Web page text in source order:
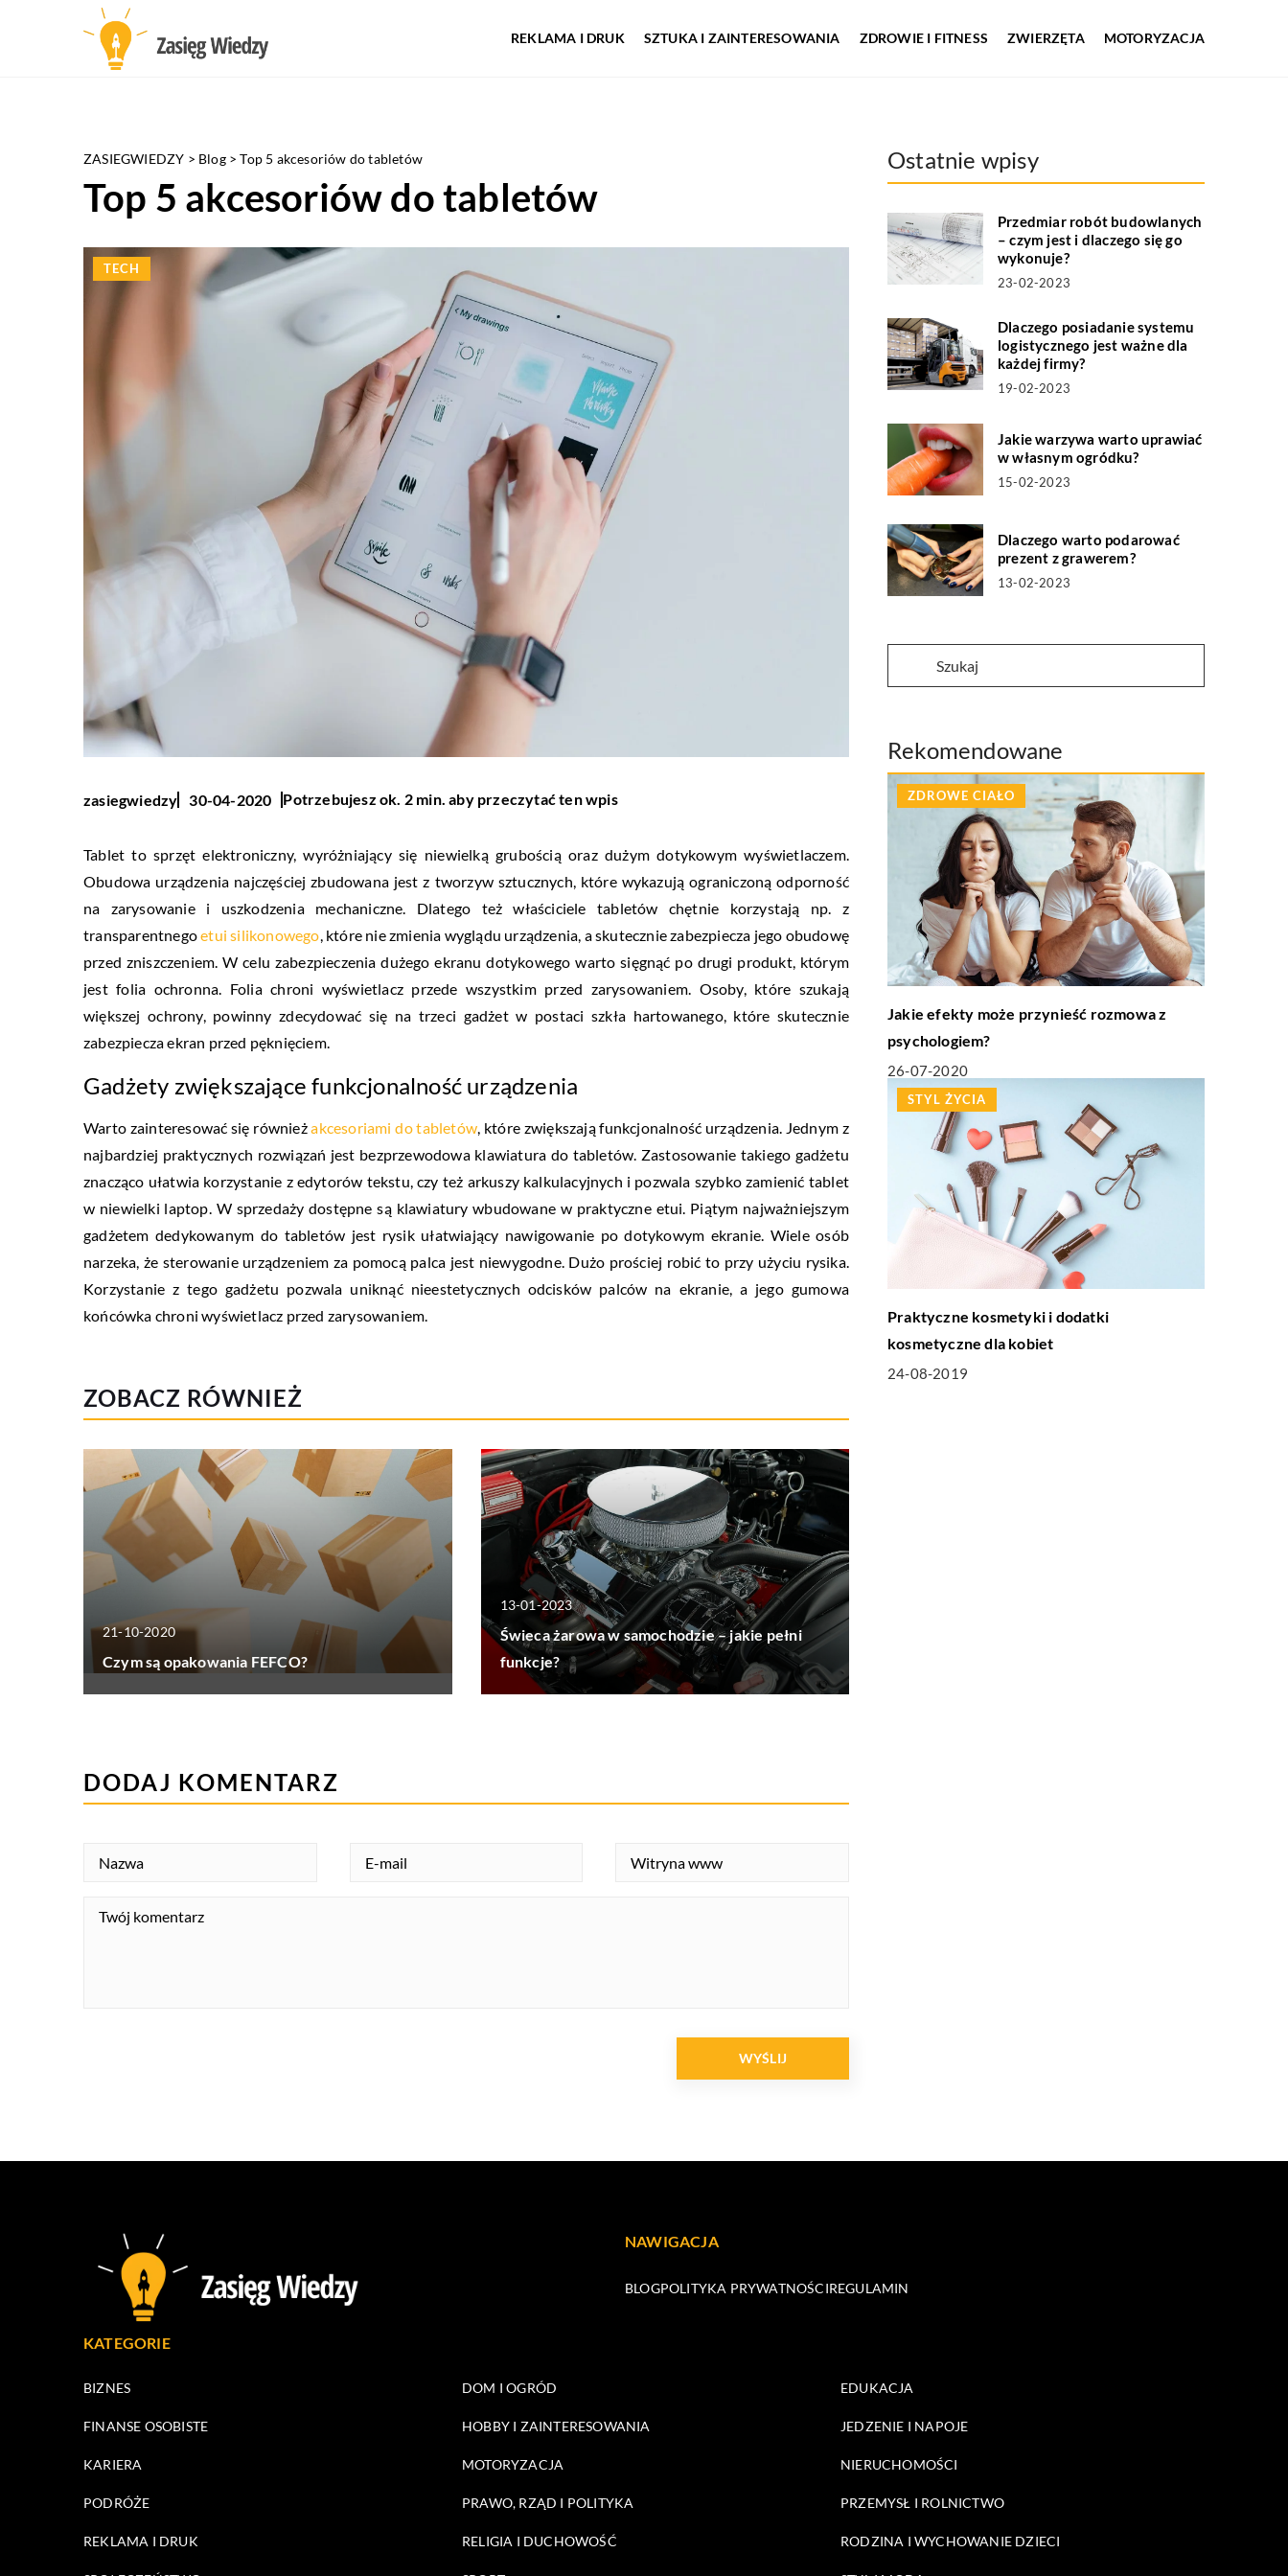
REKLAMA I DRUK SZTUKA I ZAINTERESOWANIA ZDROWIE I FITNESS ZWIERZĘTA MOTORYZACJA
ZASIEGWIEDZY > Blog>Top 5 akcesoriów do tabletów
Top 5 akcesoriów do tabletów
TECH
zasiegwiedzy 30-04-2020 Potrzebujesz ok. 2 min. aby przeczytać ten wpis
Tablet to sprzęt elektroniczny, wyróżniający się niewielką grubością oraz dużym dotykowym wyświetlaczem.
Obudowa urządzenia najczęściej zbudowana jest z tworzyw sztucznych, które wykazują ograniczoną odporność
na zarysowanie i uszkodzenia mechaniczne. Dlatego też właściciele tabletów chętnie korzystają np. z
transparentnegoetui silikonowego, które nie zmienia wyglądu urządzenia, a skutecznie zabezpiecza jego obudowę
przed zniszczeniem. W celu zabezpieczenia dużego ekranu dotykowego warto sięgnąć po drugi produkt, którym
jest folia ochronna. Folia chroni wyświetlacz przede wszystkim przed zarysowaniem. Osoby, które szukają
większej ochrony, powinny zdecydować się na trzeci gadżet w postaci szkła hartowanego, które skutecznie
zabezpiecza ekran przed pęknięciem.
Gadżety zwiększające funkcjonalność urządzenia
Warto zainteresować się równieżakcesoriami do tabletów, które zwiększają funkcjonalność urządzenia. Jednym z
najbardziej praktycznych rozwiązań jest bezprzewodowa klawiatura do tabletów. Zastosowanie takiego gadżetu
znacząco ułatwia korzystanie z edytorów tekstu, czy też arkuszy kalkulacyjnych i pozwala szybko zamienić tablet
w niewielki laptop. W sprzedaży dostępne są klawiatury wbudowane w praktyczne etui. Piątym najważniejszym
gadżetem dedykowanym do tabletów jest rysik ułatwiający nawigowanie po dotykowym ekranie. Wiele osób
narzeka, że sterowanie urządzeniem za pomocą palca jest niewygodne. Dużo prościej robić to przy użyciu rysika.
Korzystanie z tego gadżetu pozwala uniknąć nieestetycznych odcisków palców na ekranie, a jego gumowa
końcówka chroni wyświetlacz przed zarysowaniem.
ZOBACZ RÓWNIEŻ
21-10-2020
Czym są opakowania FEFCO?
13-01-2023
Świeca żarowa w samochodzie – jakie pełni
funkcje?
Ostatnie wpisy
Przedmiar robót budowlanych
– czym jest i dlaczego się go
wykonuje?
23-02-2023
Dlaczego posiadanie systemu
logistycznego jest ważne dla
każdej firmy?
19-02-2023
Jakie warzywa warto uprawiać
w własnym ogródku?
15-02-2023
Dlaczego warto podarować
prezent z grawerem?
13-02-2023
Rekomendowane
ZDROWE CIAŁO
Jakie efekty może przynieść rozmowa z
psychologiem?
26-07-2020
STYL ŻYCIA
Praktyczne kosmetyki i dodatki
kosmetyczne dla kobiet
24-08-2019
DODAJ KOMENTARZ
NAWIGACJA
BLOGPOLITYKA PRYWATNOŚCIREGULAMIN
KATEGORIE
BIZNES DOM I OGRÓD EDUKACJA
FINANSE OSOBISTE HOBBY I ZAINTERESOWANIA JEDZENIE I NAPOJE
KARIERA MOTORYZACJA NIERUCHOMOŚCI
PODRÓŻE PRAWO, RZĄD I POLITYKA PRZEMYSŁ I ROLNICTWO
REKLAMA I DRUK RELIGIA I DUCHOWOŚĆ RODZINA I WYCHOWANIE DZIECI